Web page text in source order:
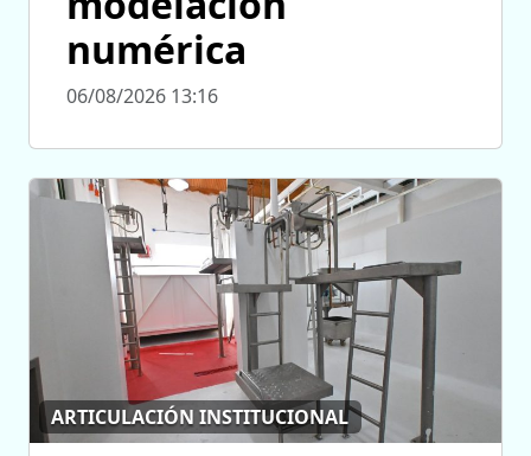
numérica
06/08/2026 13:16
ARTICULACIÓN INSTITUCIONAL